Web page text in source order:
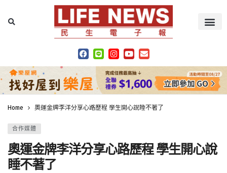
Home 奧運金牌李洋分享心路歷程 學生開心說睡不著了
合作媒體
奧運金牌李洋分享心路歷程 學生開心說
睡不著了